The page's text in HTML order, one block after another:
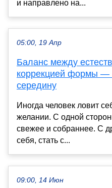
и направлено на...
05:00, 19 Апр
Баланс между
коррекцией формы —
середину
Иногда человек ловит
желании. С одной
свежее и собраннее. С
себя, стать с...
09:00, 14 Июн